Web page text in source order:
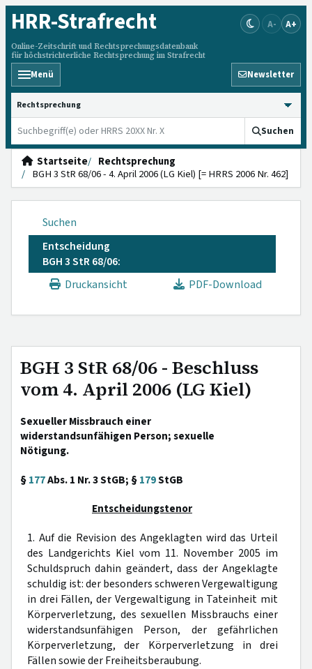
HRR-Strafrecht
Online-Zeitschrift und Rechtsprechungsdatenbank
für höchstrichterliche Rechtsprechung im Strafrecht
A- A+
Menü Newsletter
HRRS durchsuchen
Suchen
Startseite
Rechtsprechung
BGH 3 StR 68/06 - 4. April 2006 (LG Kiel) [= HRRS 2006 Nr. 462]
Suchen
Entscheidung
BGH 3 StR 68/06:
Druckansicht
PDF-Download
BGH 3 StR 68/06 - Beschluss
vom 4. April 2006 (LG Kiel)
Sexueller Missbrauch einer
widerstandsunfähigen Person; sexuelle
Nötigung.
§177Abs. 1 Nr. 3 StGB; §179StGB
Entscheidungstenor
1. Auf die Revision des Angeklagten wird das Urteil
des Landgerichts Kiel vom 11. November 2005 im
Schuldspruch dahin geändert, dass der Angeklagte
schuldig ist: der besonders schweren Vergewaltigung
in drei Fällen, der Vergewaltigung in Tateinheit mit
Körperverletzung, des sexuellen Missbrauchs einer
widerstandsunfähigen Person, der gefährlichen
Körperverletzung, der Körperverletzung in drei
Fällen sowie der Freiheitsberaubung.